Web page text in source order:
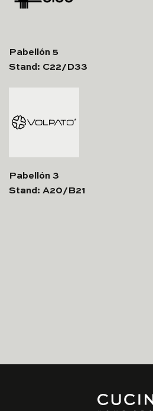
Pabellón 5
Stand: C22/D33
Pabellón 3
Stand: A20/B21